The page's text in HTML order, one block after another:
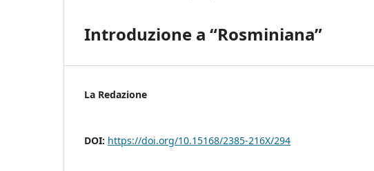
Introduzione a “Rosminiana”
La Redazione
DOI: https://doi.org/10.15168/2385-216X/294